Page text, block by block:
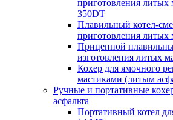
приготовления литых
350DT
Плавильный котел-
приготовления
Прицепной
изготовления литых
Кохер для ямочного
мастиками (литым
Ручные и портативные
асфальта
Портативный котел